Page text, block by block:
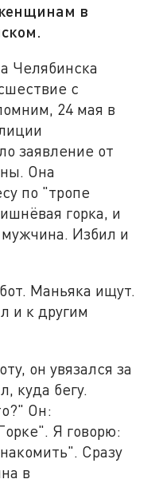
в
Челябинска
с
24 мая в
заявление от
Она
по "тропе
горка, и
мужчина. Избил и
Маньяка ищут.
и к другим
он увязался за
куда бегу.
Он:
Я говорю:
Сразу
в